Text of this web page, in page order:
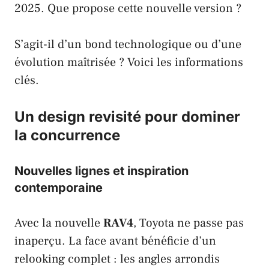
2025. Que propose cette nouvelle version ?
S’agit-il d’un bond technologique ou d’une
évolution maîtrisée ? Voici les informations
clés.
Un design revisité pour dominer
la concurrence
Nouvelles lignes et inspiration
contemporaine
Avec la nouvelleRAV4, Toyotane passe pas
inaperçu. La face avant bénéficie d’un
relooking complet : les angles arrondis